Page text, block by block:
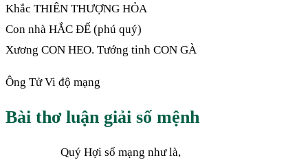
Khắc THIÊN THƯỢNG HỎA
Con nhà HẮC ĐẾ (phú quý)
Xương CON HEO. Tướng tinh CON GÀ
Ông Tử Vi độ mạng
Bài thơ luận giải số mệnh
Quý Hợi số mạng như là,